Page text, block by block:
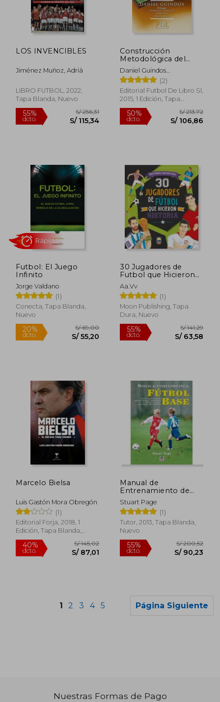
55%
dcto.
S/ 221,97 55%
dcto.
S/
S/
dcto. dcto.
LOS INVENCIBLES
Jiménez Muñoz, Adrià
LIBRO FUTBOL, 2022,
Tapa Blanda, Nuevo
Construcción
Metodológica del
Modelo de Juego:
Nadie Sabe Nada: Una
Visión Sistémica
Daniel Guindos
L&Oacute;Pez
(2)
Editorial Futbol De Libro Sl,
2015, 1 Edición, Tapa
Blanda, Nuevo
Futbol: El Juego
Infinito
Jorge Valdano
(1)
Conecta, Tapa Blanda,
Nuevo
30 Jugadores de
Futbol que Hicieron
Historia. Historias
Deportivas
Aa.Vv
(1)
Moon Publishing, Tapa
Dura, Nuevo
Marcelo Bielsa
Luis Gastón Mora Obregón
(1)
Editorial Forja, 2018, 1
Edición, Tapa Blanda,
Nuevo
Manual de
Entrenamiento de
Futbol Base: Como
Entrenar de Forma se
Gura, Divertida y
Eficaz a Niños de
Todas las Edades
Stuart Page
(1)
Tutor, 2013, Tapa Blanda,
Nuevo
1 2 3 4 5 Página Siguiente
Nuestras Formas de Pago